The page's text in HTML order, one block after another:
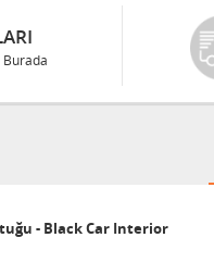
Burada
- Black Car Interior